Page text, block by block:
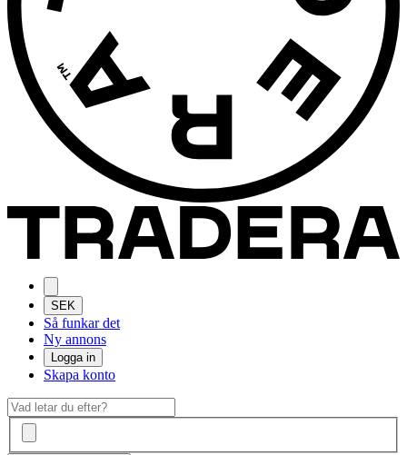
SEK
Så funkar det
Ny annons
Logga in
Skapa konto